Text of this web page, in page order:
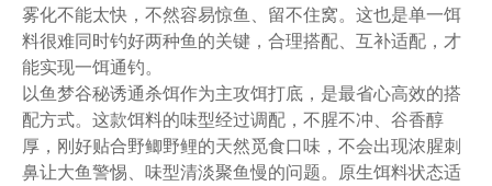
雾化不能太快，不然容易惊鱼、留不住窝。这也是单一饵
料很难同时钓好两种鱼的关键，合理搭配、互补适配，才
能实现一饵通钓。
以鱼梦谷秘诱通杀饵作为主攻饵打底，是最省心高效的搭
配方式。这款饵料的味型经过调配，不腥不冲、谷香醇
厚，刚好贴合野鲫野鲤的天然觅食口味，不会出现浓腥刺
鼻让大鱼警惕、味型清淡聚鱼慢的问题。原生饵料状态适